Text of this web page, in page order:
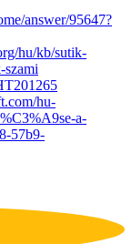
answer/95647?
hu/kb/sutik-
szami
hu-
a-
57b9-